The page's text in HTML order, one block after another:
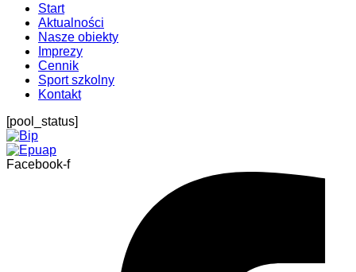
Start
Aktualności
Nasze obiekty
Imprezy
Cennik
Sport szkolny
Kontakt
[pool_status]
Facebook-f